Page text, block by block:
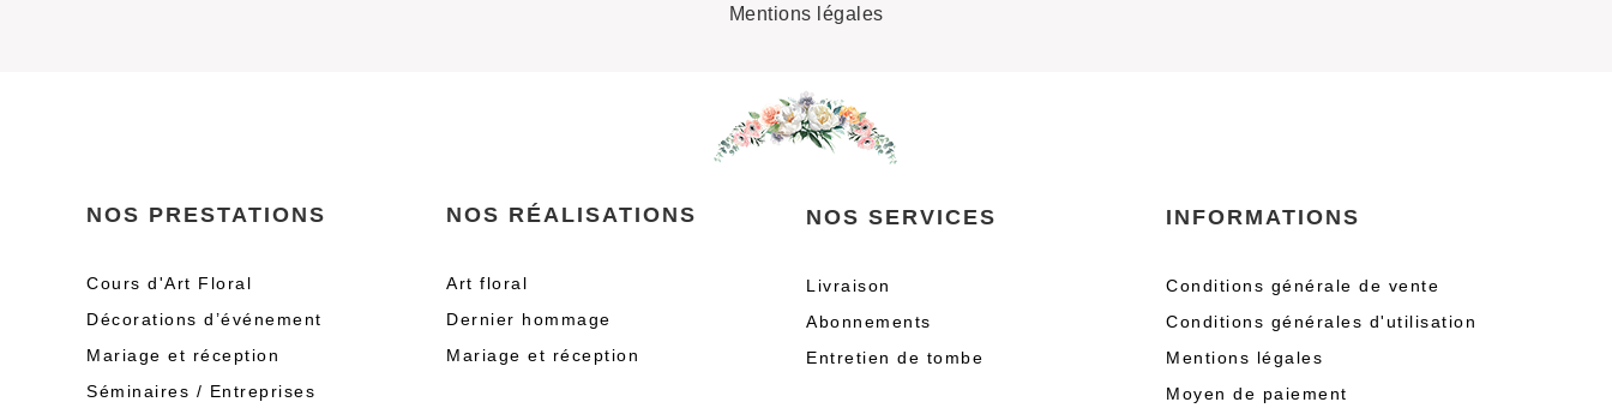
Mentions légales
NOS PRESTATIONS
Cours d'Art Floral
Décorations d’événement
Mariage et réception
Séminaires / Entreprises
NOS RÉALISATIONS
Art floral
Dernier hommage
Mariage et réception
NOS SERVICES
Livraison
Abonnements
Entretien de tombe
INFORMATIONS
Conditions générale de vente
Conditions générales d'utilisation
Mentions légales
Moyen de paiement